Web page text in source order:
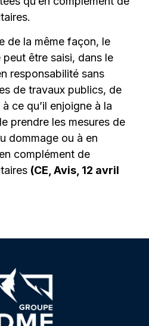
de la même façon, le
être saisi, dans le
responsabilité sans
de travaux publics, de
ce qu’il enjoigne à la
prendre les mesures de
dommage ou à en
complément de
(CE, Avis, 12 avril